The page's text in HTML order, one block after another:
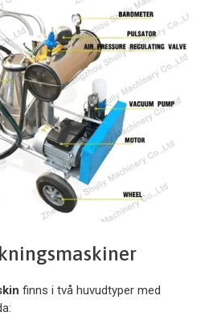
finns i två huvudtyper med